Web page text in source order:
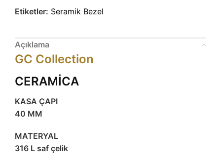
Etiketler: Seramik Bezel
Açıklama
GC Collection
CERAMİCA
KASA ÇAPI
40 MM
MATERYAL
316 L saf çelik